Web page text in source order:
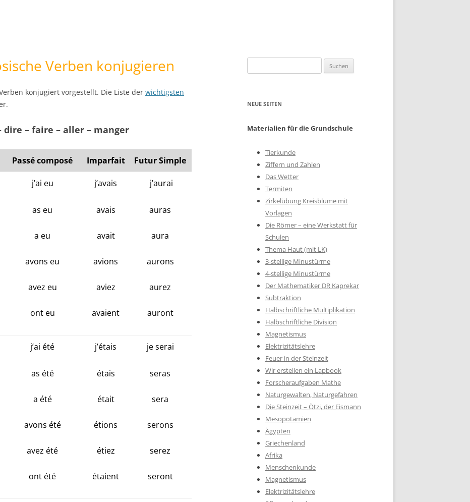
Verben konjugieren
konjugiert vorgestellt. Die Liste der wichtigsten
– faire – aller – manger
Passé composé Imparfait Futur Simple
j’ai eu
as eu
a eu
avons eu
avez eu
ont eu
j’avais
avais
avait
avions
aviez
avaient
j’aurai
auras
aura
aurons
aurez
auront
j’ai été
as été
a été
avons été
avez été
ont été
j’étais
étais
était
étions
étiez
étaient
je serai
seras
sera
serons
serez
seront
nach:
NEUE SEITEN
Materialien für die Grundschule
Tierkunde
Ziffern und Zahlen
Das Wetter
Termiten
Zirkelübung Kreisblume mit
Vorlagen
Die Römer – eine Werkstatt für
Schulen
Thema Haut (mit LK)
3-stellige Minustürme
4-stellige Minustürme
Der Mathematiker DR Kaprekar
Subtraktion
Halbschriftliche Multiplikation
Halbschriftliche Division
Magnetismus
Elektrizitätslehre
Feuer in der Steinzeit
Wir erstellen ein Lapbook
Forscheraufgaben Mathe
Naturgewalten, Naturgefahren
Die Steinzeit – Ötzi, der Eismann
Mesopotamien
Ägypten
Griechenland
Afrika
Menschenkunde
Magnetismus
Elektrizitätslehre